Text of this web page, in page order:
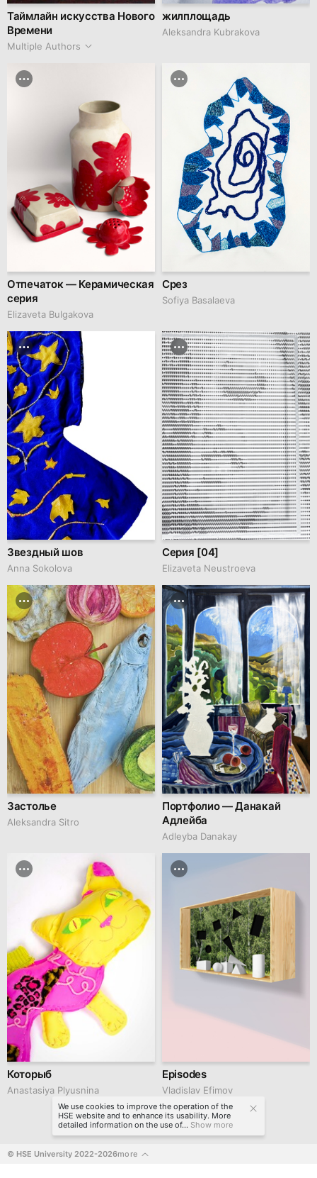
Таймлайн искусства Нового
Времени
Multiple Authors
жилплощадь
Aleksandra Kubrakova
Отпечаток — Керамическая
серия
Elizaveta Bulgakova
Срез
Sofiya Basalaeva
Звездный шов
Anna Sokolova
Серия [04]
Elizaveta Neustroeva
Застолье
Aleksandra Sitro
Портфолио — Данакай
Адлейба
Adleyba Danakay
Которыб
Anastasiya Plyusnina
Episodes
Vladislav Efimov
© HSE University 2022-2026more
We use cookies to improve the operation of the
HSE website and to enhance its usability. More
detailed information on the use of... Show more